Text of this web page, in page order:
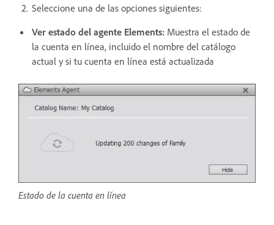
Seleccione una de las opciones siguientes:
Ver estado del agente Elements: Muestra el estado de
la cuenta en línea, incluido el nombre del catálogo
actual y si tu cuenta en línea está actualizada
Estado de la cuenta en línea